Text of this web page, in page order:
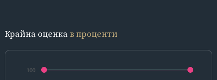
Крайна оценкав проценти
100